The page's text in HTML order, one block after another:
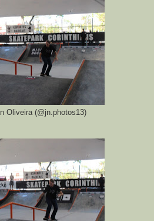
Oliveira (@jn.photos13)